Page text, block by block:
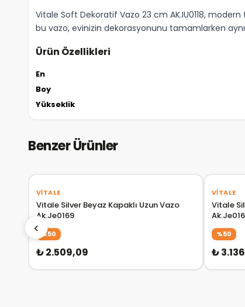
Vitale Soft Dekoratif Vazo 23 cm AK.IU0118,
bu vazo, evinizin dekorasyonunu tamamlarken
Ürün Özellikleri
En
Boy
Yükseklik
Benzer Ürünler
‹
VITALE
Vitale Silver Beyaz Kapaklı Uzun Vazo
Ak.Je0169
%50
₺ 2.509,09
VITALE
Vitale Silver Beyaz
%50
₺